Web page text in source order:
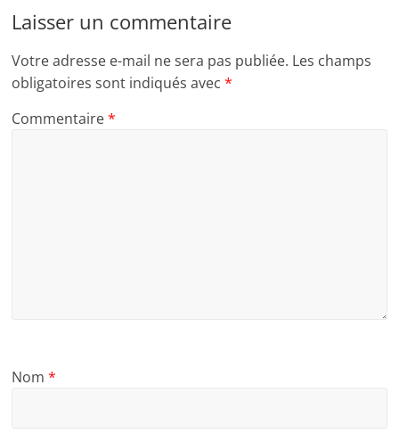
Laisser un commentaire
Votre adresse e-mail ne sera pas publiée. Les champs
obligatoires sont indiqués avec*
Commentaire*
Nom*